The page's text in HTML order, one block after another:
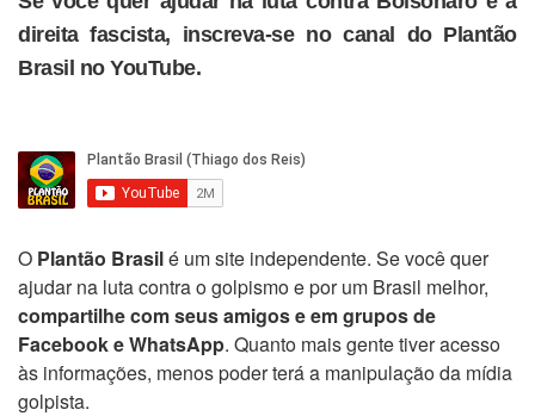
direita fascista, inscreva-se no canal do Plantão
Brasil no YouTube.
O Plantão Brasilé um site independente. Se você quer
ajudar na luta contra o golpismo e por um Brasil melhor,
compartilhe com seus amigos e em grupos de
Facebook e WhatsApp. Quanto mais gente tiver acesso
às informações, menos poder terá a manipulação da mídia
golpista.